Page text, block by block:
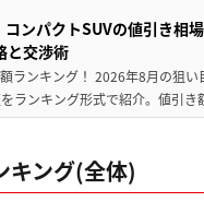
コンパクトSUVの値引き相
と交渉術
ランキング！ 2026年8月の狙
ランキング形式で紹介。値引
キング(全体)